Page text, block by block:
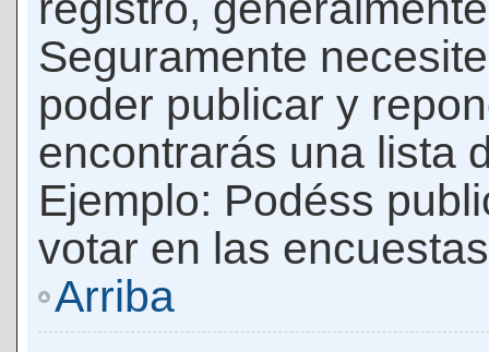
Seguramente
poder publicar y
encontrarás una lista
Ejemplo: Podéss
votar en las
Arriba